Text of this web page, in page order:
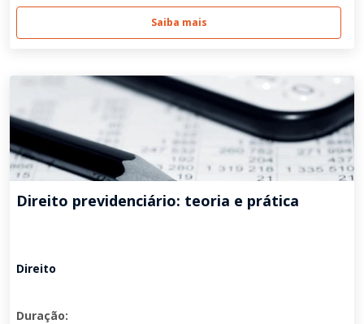
Saiba mais
Direito previdenciário: teoria e prática
Direito
Duração: